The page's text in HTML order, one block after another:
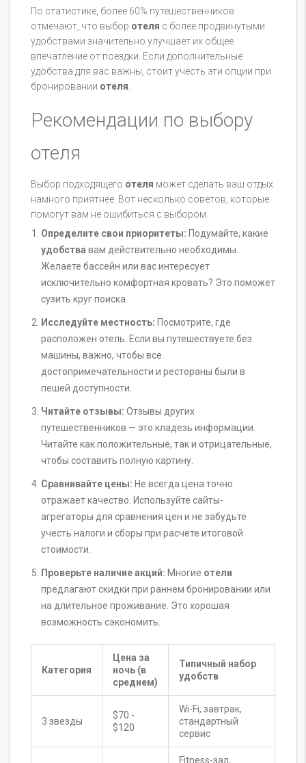
По статистике, более 60% путешественников
отмечают, что выбор отеля с более продвинутыми
удобствами значительно улучшает их общее
впечатление от поездки. Если дополнительные
удобства для вас важны, стоит учесть эти опции при
бронировании отеля
Рекомендации по выбору
отеля
Выбор подходящего отеля может сделать ваш отдых
намного приятнее. Вот несколько советов, которые
помогут вам не ошибиться с выбором.
Определите свои приоритеты: Подумайте, какие
удобства вам действительно необходимы.
Желаете бассейн или вас интересует
исключительно комфортная кровать? Это поможет
сузить круг поиска.
Исследуйте местность: Посмотрите, где
расположен отель. Если вы путешествуете без
машины, важно, чтобы все
достопримечательности и рестораны были в
пешей доступности.
Читайте отзывы: Отзывы других
путешественников — это кладезь информации.
Читайте как положительные, так и отрицательные,
чтобы составить полную картину.
Сравнивайте цены: Не всегда цена точно
отражает качество. Используйте сайты-
агрегаторы для сравнения цен и не забудьте
учесть налоги и сборы при расчете итоговой
стоимости.
Проверьте наличие акций: Многие отели
предлагают скидки при раннем бронировании или
на длительное проживание. Это хорошая
возможность сэкономить.
Категория
Цена за
ночь (в
среднем)
Типичный набор
удобств
3 звезды
$70 -
$120
Wi-Fi, завтрак,
стандартный
сервис
Fitness-зал,